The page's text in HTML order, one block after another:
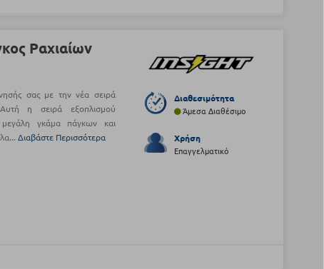
Ραχιαίων
σας με την νέα σειρά
η σειρά εξοπλισμού
γκάμα πάγκων και
Διαβάστε Περισσότερα
Διαθεσιμότητα
Άμεσα Διαθέσιμο
Χρήση
Επαγγελματικό